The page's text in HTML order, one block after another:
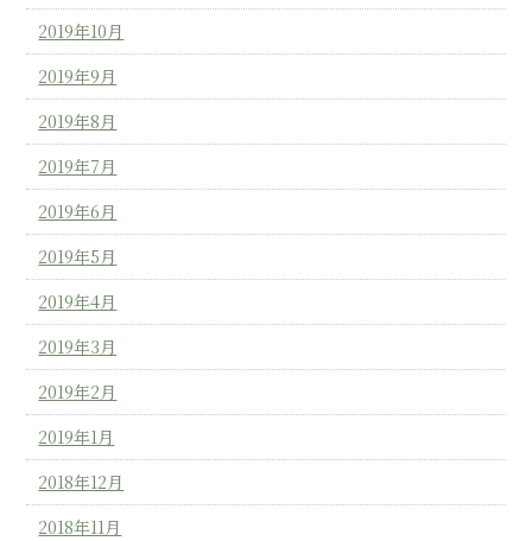
2019年10月
2019年9月
2019年8月
2019年7月
2019年6月
2019年5月
2019年4月
2019年3月
2019年2月
2019年1月
2018年12月
2018年11月